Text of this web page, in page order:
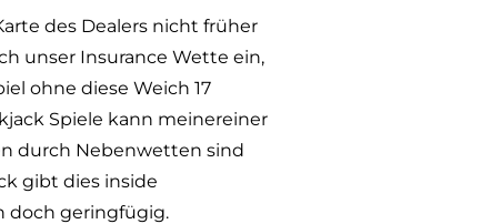
des Dealers nicht früher
unser Insurance Wette ein,
ohne diese Weich 17
Spiele kann meinereiner
durch Nebenwetten sind
gibt dies inside
doch geringfügig.